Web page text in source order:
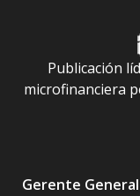
Publicación
microfinanciera
Gerente General